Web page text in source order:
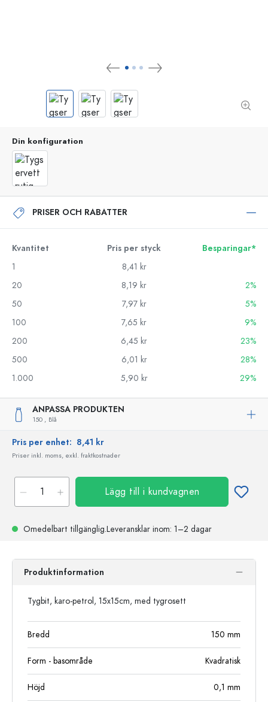
Din konfiguration
PRISER OCH RABATTER
Kvantitet Pris per styck
Besparingar*
1
8,41 kr
20
8,19 kr
2%
50
7,97 kr
5%
100
7,65 kr
9%
200
6,45 kr
23%
500
6,01 kr
28%
1.000
5,90 kr 29%
ANPASSA PRODUKTEN
150 , Blå
Pris per enhet: 8,41 kr
Priser inkl. moms, exkl. fraktkostnader
Lägg till i kundvagnen
Omedelbart tillgänglig.Leveransklar inom: 1–2 dagar
Produktinformation
Tygbit, karo-petrol, 15x15cm, med tygrosett
Bredd 150 mm
Form - basområde Kvadratisk
Höjd 0,1 mm